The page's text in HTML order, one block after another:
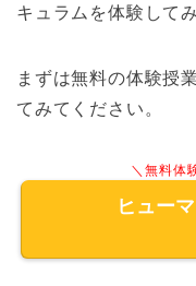
キュラムを体験して
まずは無料の体験授
てみてください。
＼無料体
ヒュー